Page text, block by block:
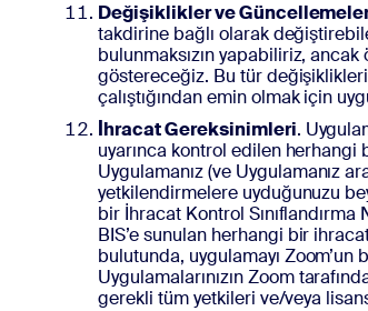
Değişiklikler ve
takdirine bağlı olarak
bulunmaksızın yapabiliriz,
göstereceğiz. Bu tür
çalıştığından emin olmak için
İhracat Gereksinimleri.
uyarınca kontrol edilen
Uygulamanız (ve Uygulamanız
yetkilendirmelere uyduğunuzu
bir İhracat Kontrol Sınıflandırma
BIS’e sunulan herhangi bir
bulutunda, uygulamayı Zoom’un
Uygulamalarınızın Zoom
gerekli tüm yetkileri ve/veya